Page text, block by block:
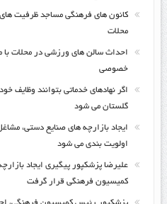
کانون های فرهنگی مساجد ظرفیت های
محلات
احداث سالن های ورزشی در محلات با
خصوصی
اگر نهادهای خدماتی بتوانند وظایف
گلستان می شود
ایجاد بازارچه های صنایع دستی،
اولویت بندی می شود
علیرضا پزشکپور پیگیری ایجاد
کمیسیون فرهنگی قرار گرفت